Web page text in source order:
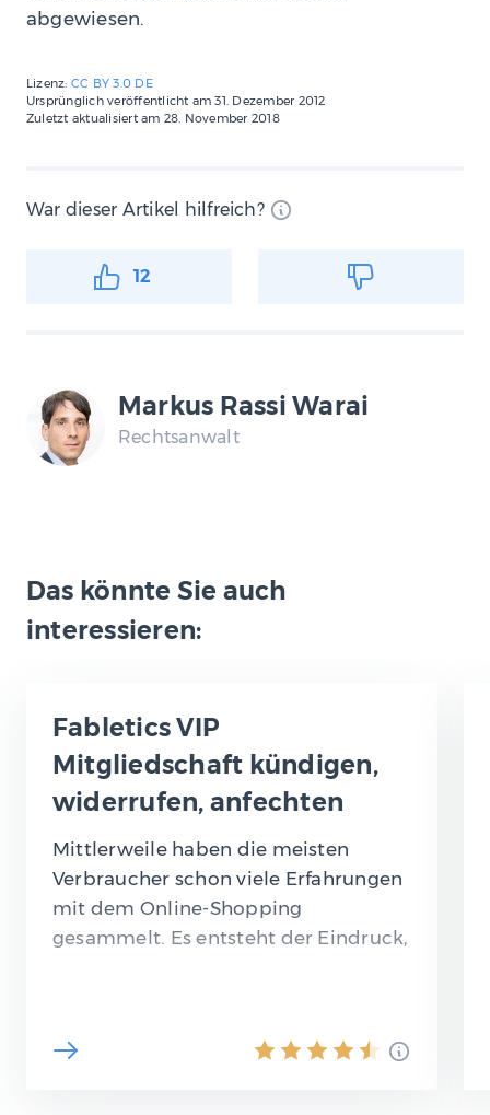
abgewiesen.
Lizenz: CC BY 3.0 DE
Ursprünglich veröffentlicht am31. Dezember 2012
Zuletzt aktualisiert am 28. November 2018
War dieser Artikel hilfreich?
12
Markus Rassi Warai
Rechtsanwalt
Das könnte Sie auch
interessieren:
Fabletics VIP
Mitgliedschaft kündigen,
widerrufen, anfechten
Mittlerweile haben die meisten
Verbraucher schon viele Erfahrungen
mit dem Online-Shopping
gesammelt. Es entsteht der Eindruck,